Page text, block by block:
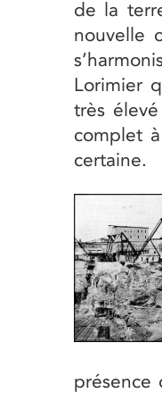
de la
nouvelle
Lorimier
très
complet
certaine.
présence